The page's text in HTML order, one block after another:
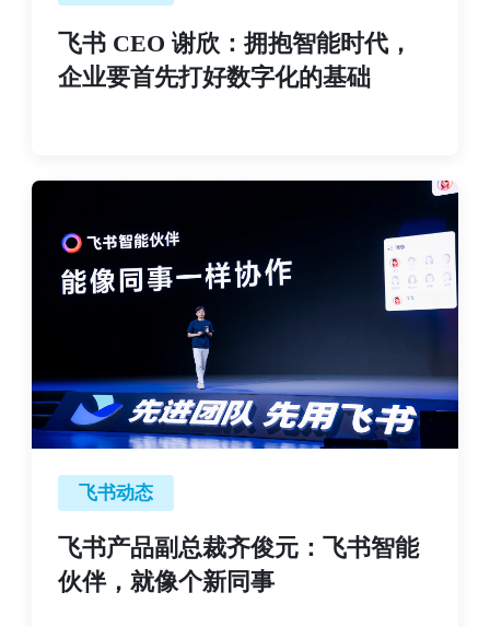
飞书 CEO 谢欣：拥抱智能时代，
企业要首先打好数字化的基础
飞书动态
飞书产品副总裁齐俊元：飞书智能
伙伴，就像个新同事